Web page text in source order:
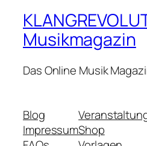
Musikmagazin
Das Online Musik
Blog
ImpressumShop